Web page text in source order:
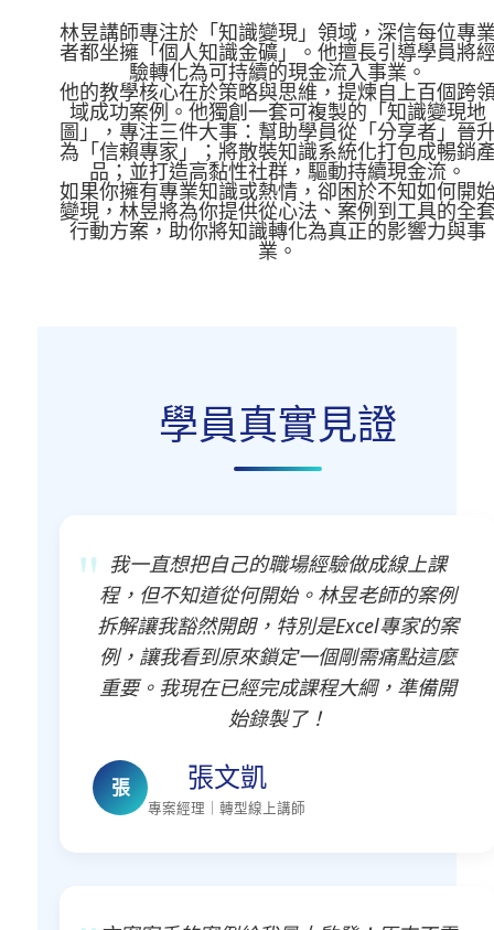
林昱講師專注於「知識變現」領域，深信每位專
者都坐擁「個人知識金礦」。他擅長引導學員將
驗轉化為可持續的現金流入事業。
他的教學核心在於策略與思維，提煉自上百個跨
域成功案例。他獨創一套可複製的「知識變現地
圖」，專注三件大事：幫助學員從「分享者」晉
為「信賴專家」；將散裝知識系統化打包成暢銷
品；並打造高黏性社群，驅動持續現金流。
如果你擁有專業知識或熱情，卻困於不知如何開
變現，林昱將為你提供從心法、案例到工具的全
行動方案，助你將知識轉化為真正的影響力與事
業。
學員真實見證
我一直想把自己的職場經驗做成線上課
程，但不知道從何開始。林昱老師的案例
拆解讓我豁然開朗，特別是Excel專家的案
例，讓我看到原來鎖定一個剛需痛點這麼
重要。我現在已經完成課程大綱，準備開
始錄製了！
張 張文凱
專案經理｜轉型線上講師